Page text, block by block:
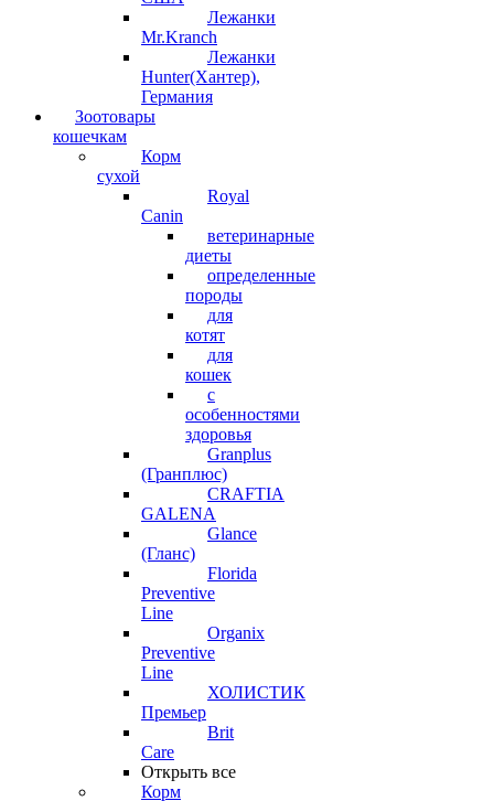
Лежанки
Mr.Kranch
Лежанки
Hunter(Хантер),
Германия
Зоотовары
кошечкам
Корм
сухой
Royal
Canin
ветеринарные
диеты
определенные
породы
для
котят
для
кошек
с
особенностями
здоровья
Granplus
(Гранплюс)
CRAFTIA
GALENA
Glance
(Гланс)
Florida
Preventive
Line
Organix
Preventive
Line
ХОЛИСТИК
Премьер
Brit
Care
Открыть все
Корм